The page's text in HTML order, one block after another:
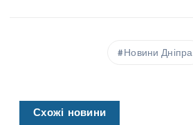
Новини Дніпра
Схожі новини